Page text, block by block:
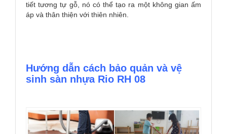
tiết tương tự gỗ, nó có thể tạo ra một không gian ấm
áp và thân thiện với thiên nhiên.
Hướng dẫn cách bảo quản và vệ
sinh sàn nhựa Rio RH 08